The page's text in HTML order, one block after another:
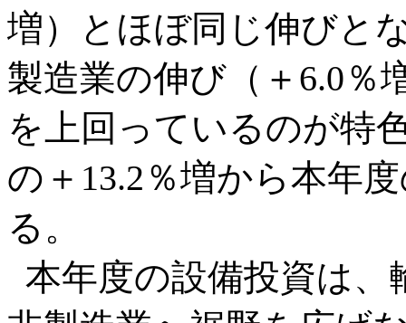
増）とほぼ同じ伸びと
製造業の伸び（＋6.0％
を上回っているのが特
の＋13.2％増から本年
る。
本年度の設備投資は、